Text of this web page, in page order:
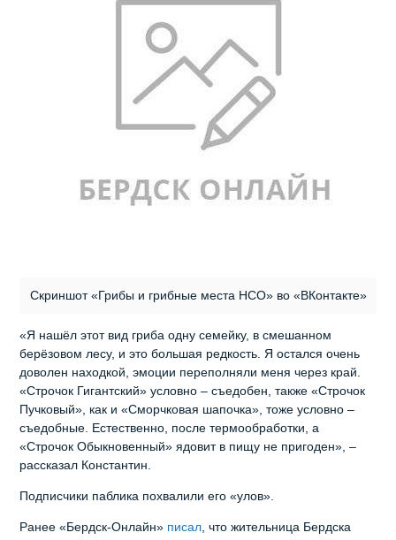
Скриншот «Грибы и грибные места НСО» во «ВКонтакте»
«Я нашёл этот вид гриба одну семейку, в смешанном
берёзовом лесу, и это большая редкость. Я остался очень
доволен находкой, эмоции переполняли меня через край.
«Строчок Гигантский» условно – съедобен, также «Строчок
Пучковый», как и «Сморчковая шапочка», тоже условно –
съедобные. Естественно, после термообработки, а
«Строчок Обыкновенный» ядовит в пищу не пригоден», –
рассказал Константин.
Подписчики паблика похвалили его «улов».
Ранее «Бердск-Онлайн» писал, что жительница Бердска